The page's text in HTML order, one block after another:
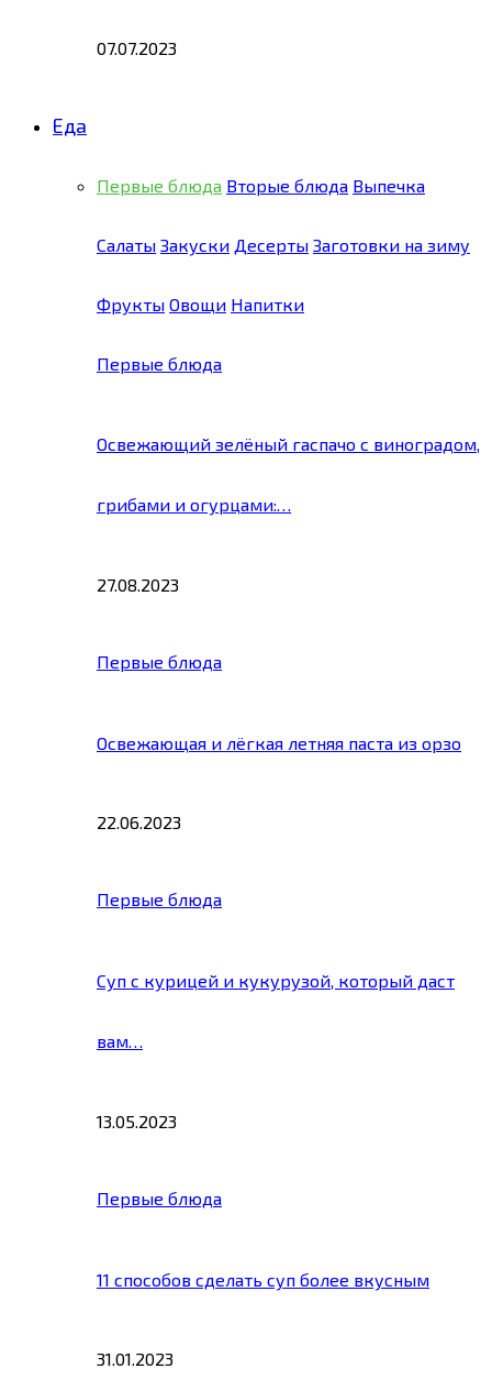
07.07.2023
Еда
Первые блюда Вторые блюда Выпечка
Салаты Закуски Десерты Заготовки на зиму
Фрукты Овощи Напитки
Первые блюда
Освежающий зелёный гаспачо с виноградом,
грибами и огурцами:…
27.08.2023
Первые блюда
Освежающая и лёгкая летняя паста из орзо
22.06.2023
Первые блюда
Суп с курицей и кукурузой, который даст
вам…
13.05.2023
Первые блюда
11 способов сделать суп более вкусным
31.01.2023